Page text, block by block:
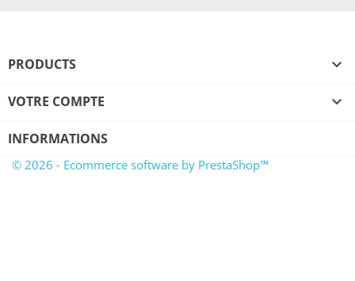
PRODUCTS 
VOTRE COMPTE 
INFORMATIONS
© 2026 - Ecommerce software by PrestaShop™